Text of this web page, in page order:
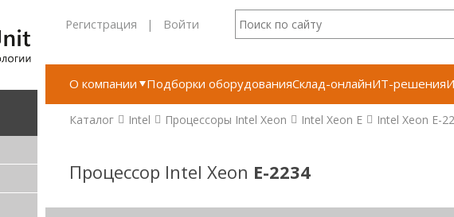
Регистрация | Войти
О компании Подборки оборудованияСклад-онлайнИТ-решения
Каталог Intel Процессоры Intel Xeon Intel Xeon E Intel Xeon E-
Процессор Intel Xeon E-2234